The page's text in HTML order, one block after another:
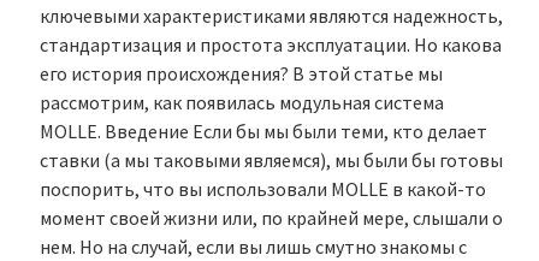
ключевыми характеристиками являются надежность,
стандартизация и простота эксплуатации. Но какова
его история происхождения? В этой статье мы
рассмотрим, как появилась модульная система
MOLLE. Введение Если бы мы были теми, кто делает
ставки (а мы таковыми являемся), мы были бы готовы
поспорить, что вы использовали MOLLE в какой-то
момент своей жизни или, по крайней мере, слышали о
нем. Но на случай, если вы лишь смутно знакомы с